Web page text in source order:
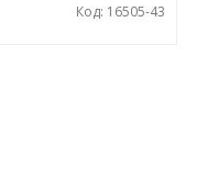
Код: 16505-43